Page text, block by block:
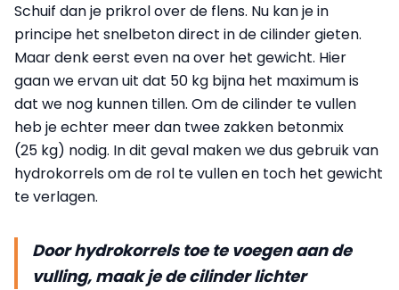
Schuif dan je prikrol over de flens. Nu kan je in
principe het snelbeton direct in de cilinder gieten.
Maar denk eerst even na over het gewicht. Hier
gaan we ervan uit dat 50 kg bijna het maximum is
dat we nog kunnen tillen. Om de cilinder te vullen
heb je echter meer dan twee zakken betonmix
(25 kg) nodig. In dit geval maken we dus gebruik van
hydrokorrels om de rol te vullen en toch het gewicht
te verlagen.
Door hydrokorrels toe te voegen aan de
vulling, maak je de cilinder lichter